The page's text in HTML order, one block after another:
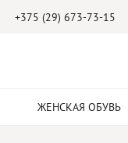
+375 (29) 673-73-15
ЖЕНСКАЯ ОБУВЬ